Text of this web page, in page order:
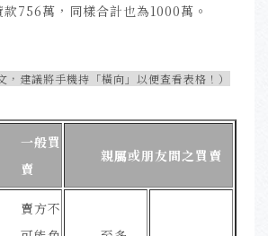
款756萬，同樣合計也為1000萬。
，建議將手機持「橫向」以便查看表格！）
一般買
賣
親屬或朋友間之買賣
賣方不